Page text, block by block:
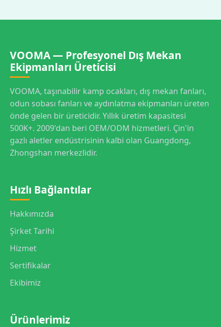
VOOMA — Profesyonel Dış Mekan
Ekipmanları Üreticisi
VOOMA, taşınabilir kamp ocakları, dış mekan fanları,
odun sobası fanları ve aydınlatma ekipmanları üreten
önde gelen bir üreticidir. Yıllık üretim kapasitesi
500K+. 2009'dan beri OEM/ODM hizmetleri. Çin'in
gazlı aletler endüstrisinin kalbi olan Guangdong,
Zhongshan merkezlidir.
Hızlı Bağlantılar
Hakkımızda
Şirket Tarihi
Hizmet
Sertifikalar
Ekibimiz
Ürünlerimiz